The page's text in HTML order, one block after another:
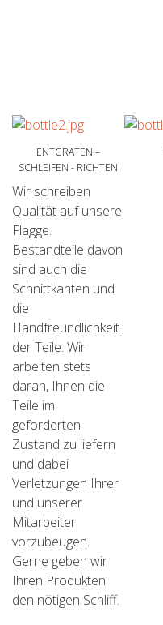
NACHBEARBEITUNG
ENTGRATEN –
SCHLEIFEN - RICHTEN
Wir schreiben
Qualität auf unsere
Flagge.
Bestandteile davon
sind auch die
Schnittkanten und
die
Handfreundlichkeit
der Teile. Wir
arbeiten stets
daran, Ihnen die
Teile im
geforderten
Zustand zu liefern
und dabei
Verletzungen Ihrer
und unserer
Mitarbeiter
vorzubeugen.
Gerne geben wir
Ihren Produkten
den nötigen Schliff.